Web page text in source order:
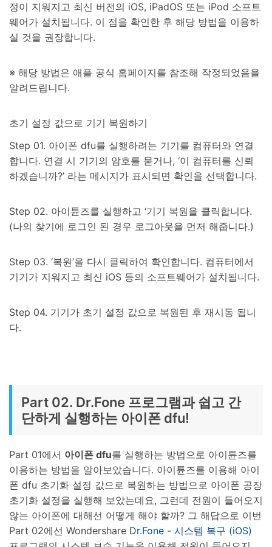
정이 지워지고 최신 버전의 iOS, iPadOS 또는 iPod 소프트
웨어가 설치됩니다. 이 점을 확인한 후 해당 방법을 이용하
실 것을 권장합니다.
※ 해당 방법은 애플 공식 홈페이지를 참조해 작정되었음을
알려드립니다.
초기 설정 값으로 기기 복원하기
Step 01. 아이폰 dfu를 실행하려는 기기를 컴퓨터와 연결
합니다. 연결 시 기기의 암호를 묻거나, ‘이 컴퓨터를 신뢰
하겠습니까?’ 라는 메시지가 표시되면 확인을 선택합니다.
Step 02. 아이튠즈를 실행하고 ‘기기 복원을 클릭합니다.
(나의 찾기에 로그인 된 경우 로그아웃을 먼저 해줍니다.)
Step 03. ‘복원’을 다시 클릭하여 확인합니다. 컴퓨터에서
기기가 지워지고 최신 iOS 등의 소프트웨어가 설치됩니다.
Step 04. 기기가 초기 설정 값으로 복원된 후 재시동 됩니
다.
Part 02. Dr.Fone 프로그램과 쉽고 간
단하게 실행하는 아이폰 dfu!
Part 01에서 아이폰 dfu를 실행하는 방법으로 아이튠즈를
이용하는 방법을 알아보았습니다. 아이튠즈를 이용해 아이
폰 dfu 초기화 설정 값으로 복원하는 방법으로 아이폰 공장
초기화 설정을 실행해 보았는데요, 그런데 전원이 들어오지
않는 아이폰에 대해선 어떻게 해야 할까? 그 해답으로 이번
Part 02에선 Wondershare Dr.Fone - 시스템 복구 (iOS)